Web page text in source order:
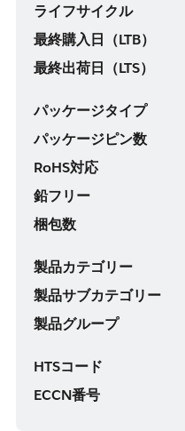
ライフサイクル
最終購入日（LTB）
最終出荷日（LTS）
パッケージタイプ
パッケージピン数
RoHS対応
鉛フリー
梱包数
製品カテゴリー
製品サブカテゴリー
製品グループ
HTSコード
ECCN番号